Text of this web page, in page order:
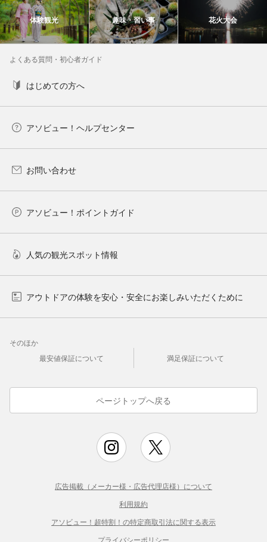
体験観光 趣味・習い事 花火大会
よくある質問・初心者ガイド
はじめての方へ
アソビュー！ヘルプセンター
お問い合わせ
アソビュー！ポイントガイド
人気の観光スポット情報
アウトドアの体験を安心・安全にお楽しみいただくために
そのほか
最安値保証について
満足保証について
ページトップへ戻る
広告掲載（メーカー様・広告代理店様）について
利用規約
アソビュー！超特割！の特定商取引法に関する表示
プライバシーポリシー